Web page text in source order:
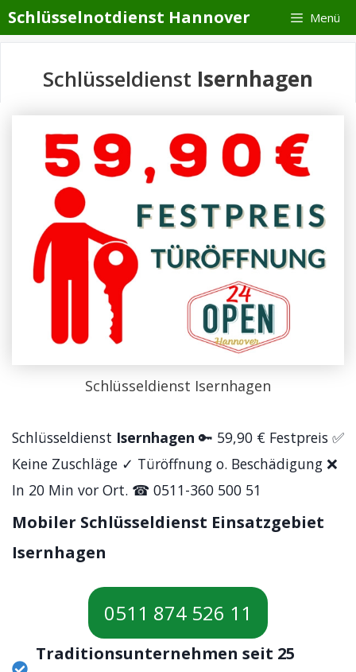
Zum
springen
Schlüsselnotdienst Hannover Menü
Schlüsseldienst Isernhagen
Schlüsseldienst Isernhagen
Schlüsseldienst Isernhagen 🔑 59,90 € Festpreis ✅
Keine Zuschläge ✓ Türöffnung o. Beschädigung ❌
In 20 Min vor Ort. ☎ 0511-360 500 51
Mobiler Schlüsseldienst Einsatzgebiet
Isernhagen
0511 874 526 11
Traditionsunternehmen seit 25